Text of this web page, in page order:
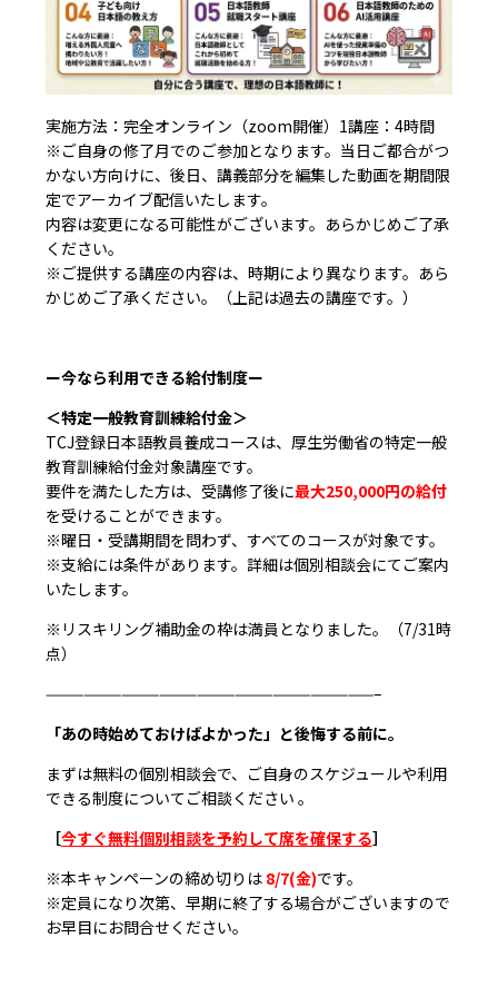
実施方法：完全オンライン（zoom開催）1講座：4時間
※ご自身の修了月でのご参加となります。当日ご都合がつ
かない方向けに、後日、講義部分を編集した動画を期間限
定でアーカイブ配信いたします。
内容は変更になる可能性がございます。あらかじめご了承
ください。
※ご提供する講座の内容は、時期により異なります。あら
かじめご了承ください。（上記は過去の講座です。）
ー今なら利用できる給付制度ー
＜特定一般教育訓練給付金＞
TCJ登録日本語教員養成コースは、厚生労働省の特定一般
教育訓練給付金対象講座です。
要件を満たした方は、受講修了後に最大250,000円の給付
を受けることができます。
※曜日・受講期間を問わず、すべてのコースが対象です。
※支給には条件があります。詳細は個別相談会にてご案内
いたします。
※リスキリング補助金の枠は満員となりました。（7/31時
点）
——————————————————————————–
「あの時始めておけばよかった」と後悔する前に。
まずは無料の個別相談会で、ご自身のスケジュールや利用
できる制度についてご相談ください 。
［今すぐ無料個別相談を予約して席を確保する］
※本キャンペーンの締め切りは8/7(金)です。
※定員になり次第、早期に終了する場合がございますので
お早目にお問合せください。